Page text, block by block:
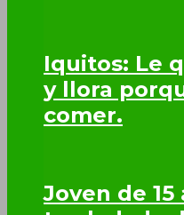
Iquitos: Le
y llora
comer.
Joven de